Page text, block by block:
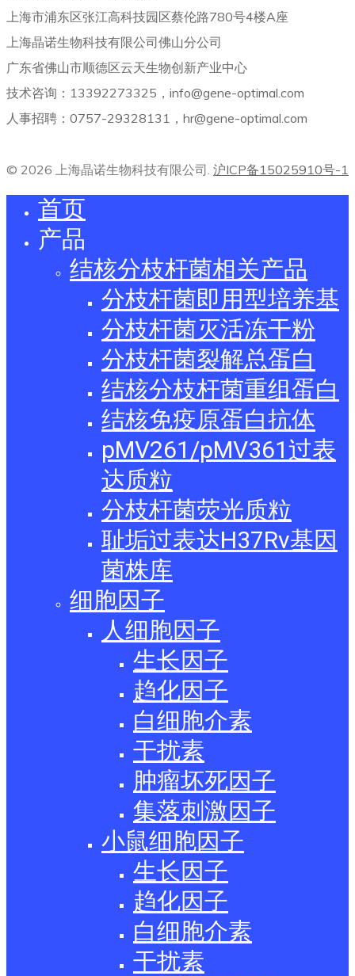
上海市浦东区张江高科技园区蔡伦路780号4楼A座
上海晶诺生物科技有限公司佛山分公司
广东省佛山市顺德区云天生物创新产业中心
技术咨询：13392273325，info@gene-optimal.com
人事招聘：0757-29328131，hr@gene-optimal.com
© 2026 上海晶诺生物科技有限公司. 沪ICP备15025910号-1
首页
产品
结核分枝杆菌相关产品
分枝杆菌即用型培养基
分枝杆菌灭活冻干粉
分枝杆菌裂解总蛋白
结核分枝杆菌重组蛋白
结核免疫原蛋白抗体
pMV261/pMV361过表
达质粒
分枝杆菌荧光质粒
耻垢过表达H37Rv基因
菌株库
细胞因子
人细胞因子
生长因子
趋化因子
白细胞介素
干扰素
肿瘤坏死因子
集落刺激因子
小鼠细胞因子
生长因子
趋化因子
白细胞介素
干扰素